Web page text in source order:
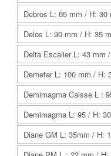
Debros L: 65 mm / H: 30
Delos L: 90 mm / H: 35
Delta Escalier L: 43 mm
Demeter L: 100 mm / H:
Demimagma Caisse L :
Demimagma L: 95 / H:
Diane GM L: 35mm / H: